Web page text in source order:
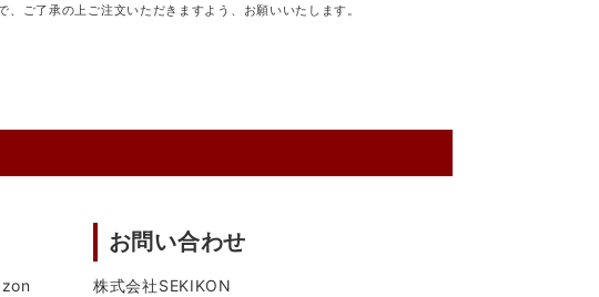
ご了承の上ご注文いただきますよう、お願いいたします。
お問い合わせ
株式会社SEKIKON